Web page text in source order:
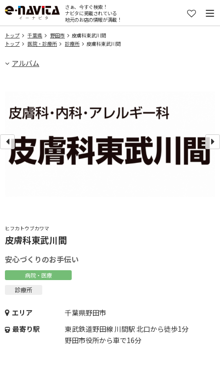
さぁ、今すぐ検索！
ナビタに掲載されている
地元のお店の情報が満載！
トップ 千葉県 野田市
皮膚科東武川間
トップ
医院・診療所 診療所 皮膚科東武川間
アルバム
ヒフカトウブカワマ
皮膚科東武川間
安心づくりのお手伝い
病院・医療
診療所
エリア
千葉県野田市
最寄り駅
東武鉄道野田線 川間駅 北口から徒歩1分
野田市役所から車で16分